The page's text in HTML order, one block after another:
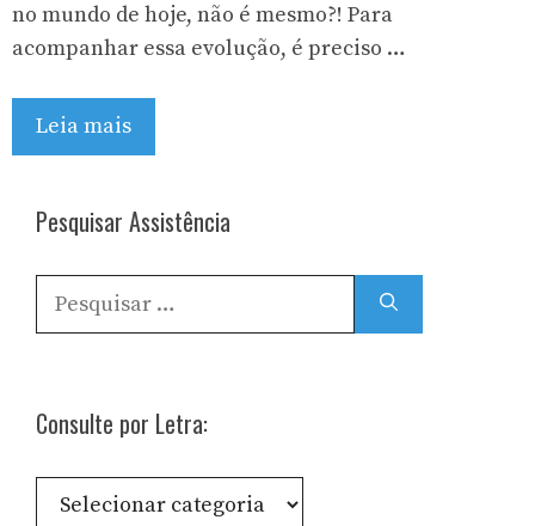
no mundo de hoje, não é mesmo?! Para
acompanhar essa evolução, é preciso …
Leia mais
Pesquisar Assistência
Pesquisar
por:
Consulte por Letra:
Consulte